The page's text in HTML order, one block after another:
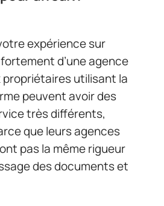
expérience sur
d’une agence
propriétaires utilisant la
peuvent avoir des
très différents,
que leurs agences
pas la même rigueur
des documents et